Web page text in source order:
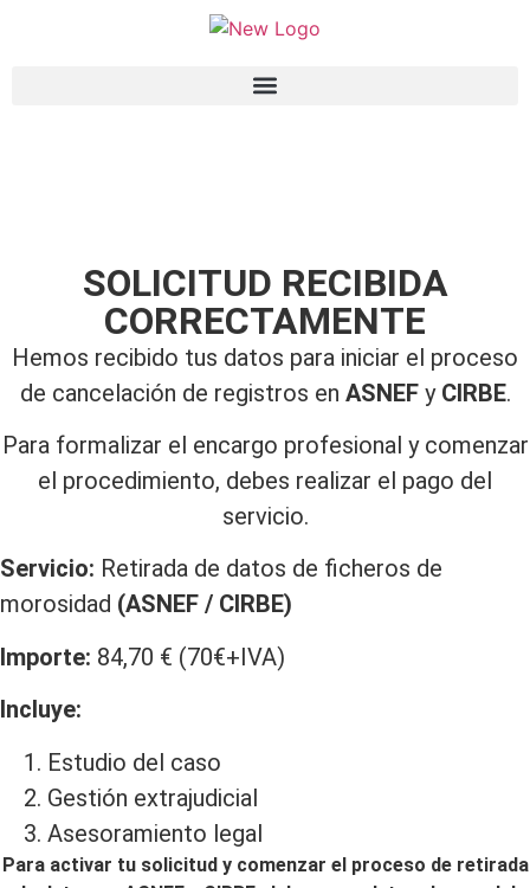
SOLICITUD RECIBIDA
CORRECTAMENTE
Hemos recibido tus datos para iniciar el proceso
de cancelación de registros en ASNEFy CIRBE.
Para formalizar el encargo profesional y comenzar
el procedimiento, debes realizar el pago del
servicio.
Servicio: Retirada de datos de ficheros de
morosidad (ASNEF / CIRBE)
Importe: 84,70 € (70€+IVA)
Incluye:
Estudio del caso
Gestión extrajudicial
Asesoramiento legal
Para activar tu solicitud y comenzar el proceso de retirada